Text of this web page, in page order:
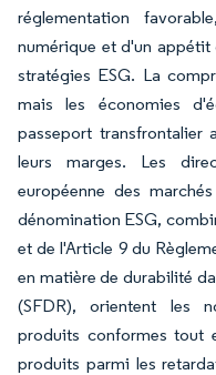
réglementation
numérique et d'un appétit
stratégies ESG. La
mais les économies
passeport transfrontalier
leurs marges. Les
européenne des
dénomination ESG,
et de l'Article 9 du
en matière de durabilité
(SFDR), orientent les
produits conformes tout
produits parmi les